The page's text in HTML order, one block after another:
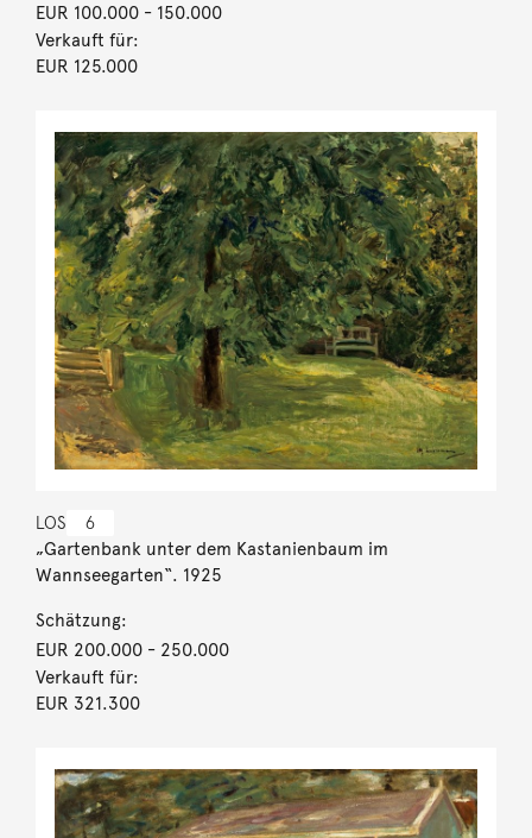
EUR 100.000- 150.000
Verkauft für:
EUR 125.000
LOS 6
„Gartenbank unter dem Kastanienbaum im
Wannseegarten“. 1925
Schätzung:
EUR 200.000- 250.000
Verkauft für:
EUR 321.300